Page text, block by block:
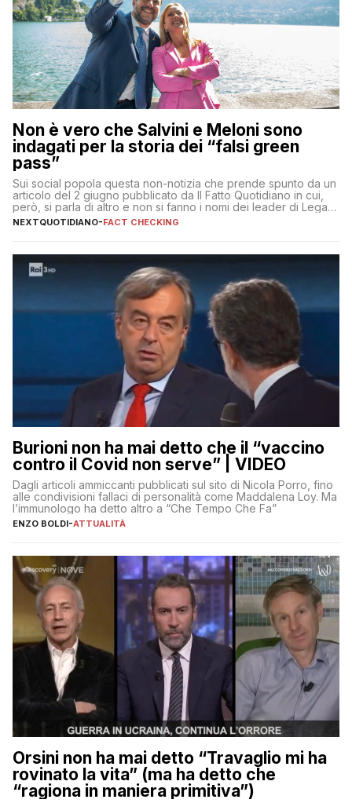
Non è vero che Salvini e Meloni sono
indagati per la storia dei “falsi green
pass”
Sui social popola questa non-notizia che prende spunto da un
articolo del 2 giugno pubblicato da Il Fatto Quotidiano in cui,
però, si parla di altro e non si fanno i nomi dei leader di Lega e
Fratelli d’Italia
NEXTQUOTIDIANO-FACT CHECKING
Burioni non ha mai detto che il “vaccino
contro il Covid non serve” | VIDEO
Dagli articoli ammiccanti pubblicati sul sito di Nicola Porro, fino
alle condivisioni fallaci di personalità come Maddalena Loy. Ma
l’immunologo ha detto altro a “Che Tempo Che Fa”
ENZO BOLDI-ATTUALITÀ
Orsini non ha mai detto “Travaglio mi ha
rovinato la vita” (ma ha detto che
“ragiona in maniera primitiva”)